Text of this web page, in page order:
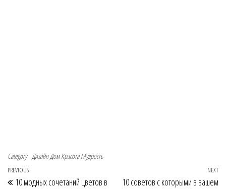
Category ДизайнДом Красота Мудрость
Navigace pro příspěvek
Previous Post
PREVIOUS
10 модных сочетаний цветов в
NEXT
10 советов с которыми в вашем